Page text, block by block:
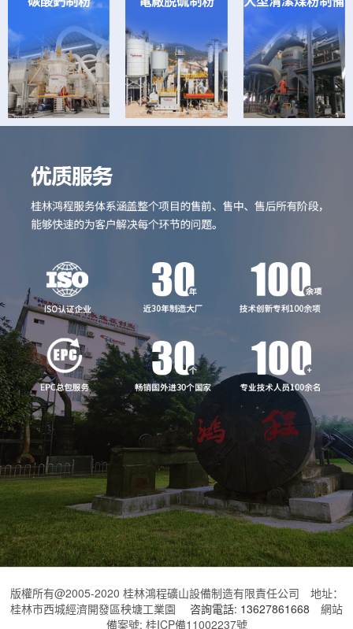
版權所有@2005-2020 桂林鴻程礦山設備制造有限責任公司 地址：
桂林市西城經濟開發區秧塘工業園 咨詢電話: 13627861668 網站
備案號: 桂ICP備11002237號